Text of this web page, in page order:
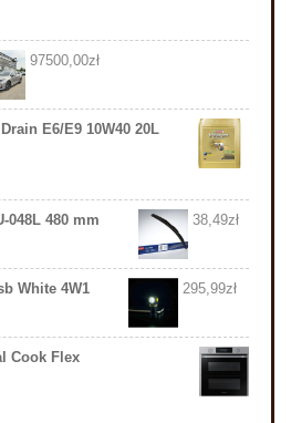
97500,00zł
E6/E9 10W40 20L
048L 480 mm 38,49zł
White 4W1 295,99zł
Cook Flex